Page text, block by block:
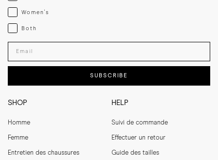
SHOP
Homme
Femme
Entretien des chaussures
HELP
Suivi de commande
Effectuer un retour
Guide des tailles
Womenswear
Women's
Both
Both
Enter your email adress
SUBSCRIBE